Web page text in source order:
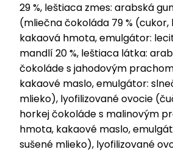
29 %, leštiaca zmes: arabská
(mliečna čokoláda 79 %
kakaová hmota, emulgátor:
mandlí 20 %, leštiaca látka:
čokoláde s jahodovým
kakaové maslo, emulgátor:
mlieko), lyofilizované ovocie
horkej čokoláde s malinovým
hmota, kakaové maslo,
sušené mlieko), lyofilizované